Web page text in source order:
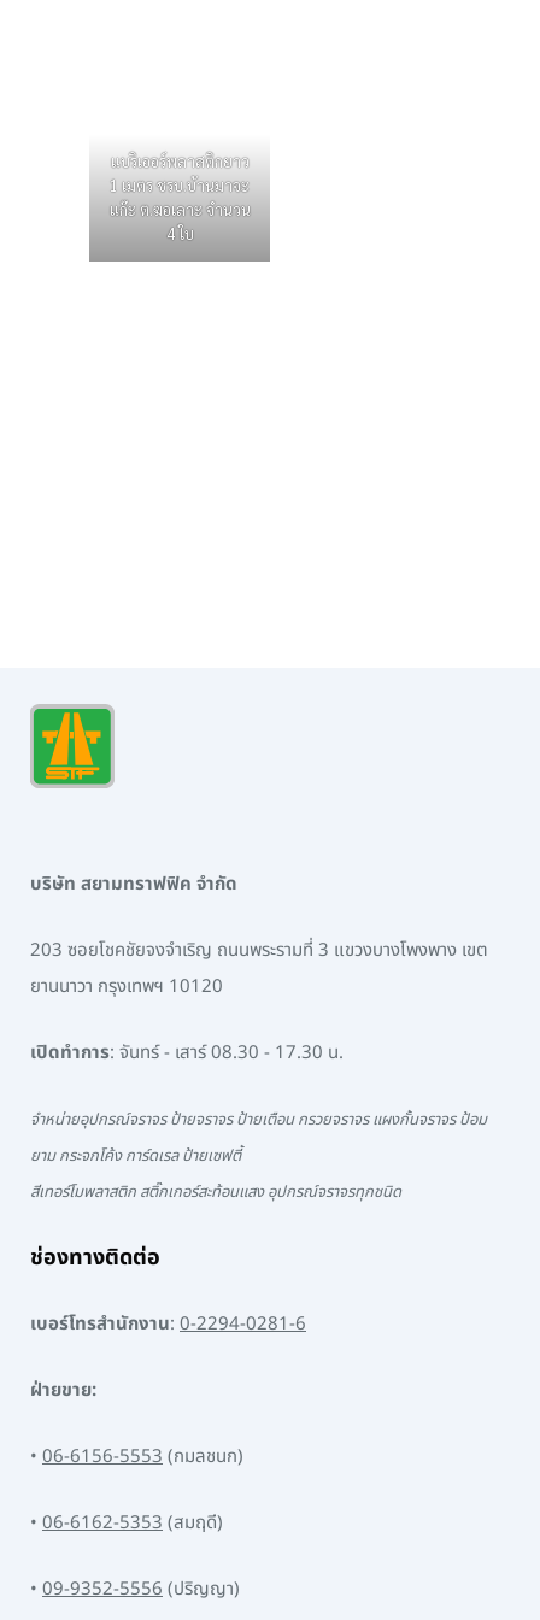
แบริเออร์พลาสติกยาว
1 เมตร ชรบ.บ้านมาจะ
แก๊ะ ต.ฆอเลาะ จำนวน
4 ใบ
บริษัท สยามทราฟฟิค จำกัด
203 ซอยโชคชัยจงจำเริญ ถนนพระรามที่ 3 แขวงบางโพงพาง เขต
ยานนาวา กรุงเทพฯ 10120
เปิดทำการ: จันทร์ - เสาร์ 08.30 - 17.30 น.
จำหน่ายอุปกรณ์จราจร ป้ายจราจร ป้ายเตือน กรวยจราจร แผงกั้นจราจร ป้อม
ยาม กระจกโค้ง การ์ดเรล ป้ายเซฟตี้
สีเทอร์โมพลาสติก สติ๊กเกอร์สะท้อนแสง อุปกรณ์จราจรทุกชนิด
ช่องทางติดต่อ
เบอร์โทรสำนักงาน: 0-2294-0281-6
ฝ่ายขาย:
• 06-6156-5553(กมลชนก)
• 06-6162-5353(สมฤดี)
• 09-9352-5556(ปริญญา)